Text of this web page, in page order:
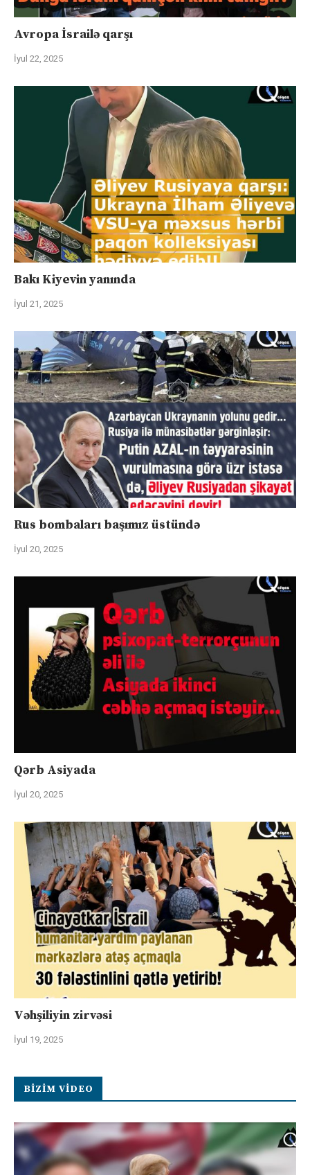
Avropa İsrailə qarşı
İyul 22, 2025
Bakı Kiyevin yanında
İyul 21, 2025
Rus bombaları başımız üstündə
İyul 20, 2025
Qərb Asiyada
İyul 20, 2025
Vəhşiliyin zirvəsi
İyul 19, 2025
BIZIM VIDEO